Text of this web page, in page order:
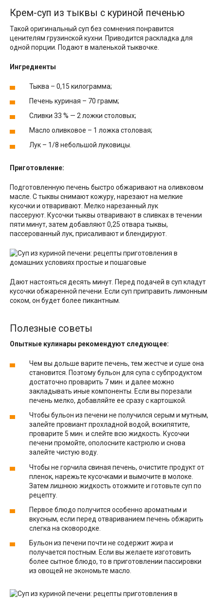
Крем-суп из тыквы с куриной печенью
Такой оригинальный суп без сомнения понравится
ценителям грузинской кухни. Приводится раскладка для
одной порции. Подают в маленькой тыквочке.
Ингредиенты
Тыква – 0,15 килограмма;
Печень куриная – 70 грамм;
Сливки 33 % — 2 ложки столовых;
Масло оливковое – 1 ложка столовая;
Лук – 1/8 небольшой луковицы.
Приготовление:
Подготовленную печень быстро обжаривают на оливковом
масле. С тыквы снимают кожуру, нарезают на мелкие
кусочки и отваривают. Мелко нарезанный лук
пассеруют. Кусочки тыквы отваривают в сливках в течении
пяти минут, затем добавляют 0,25 отвара тыквы,
пассерованный лук, присаливают и блендируют.
Дают настояться десять минут. Перед подачей в суп кладут
кусочки обжаренной печени. Если суп приправить лимонным
соком, он будет более пикантным.
Полезные советы
Опытные кулинары рекомендуют следующее:
Чем вы дольше варите печень, тем жестче и суше она
становится. Поэтому бульон для супа с субпродуктом
достаточно проварить 7 мин. и далее можно
закладывать иные компоненты. Если вы порезали
печень мелко, добавляйте ее сразу с картошкой.
Чтобы бульон из печени не получился серым и мутным,
залейте провиант прохладной водой, вскипятите,
проварите 5 мин. и слейте всю жидкость. Кусочки
печени промойте, ополосните кастрюлю и снова
залейте чистую воду.
Чтобы не горчила свиная печень, очистите продукт от
пленок, нарежьте кусочками и вымочите в молоке.
Затем лишнюю жидкость отожмите и готовьте суп по
рецепту.
Первое блюдо получится особенно ароматным и
вкусным, если перед отвариванием печень обжарить
слегка на сковородке.
Бульон из печени почти не содержит жира и
получается постным. Если вы желаете изготовить
более сытное блюдо, то в приготовлении пассировки
из овощей не экономьте масло.